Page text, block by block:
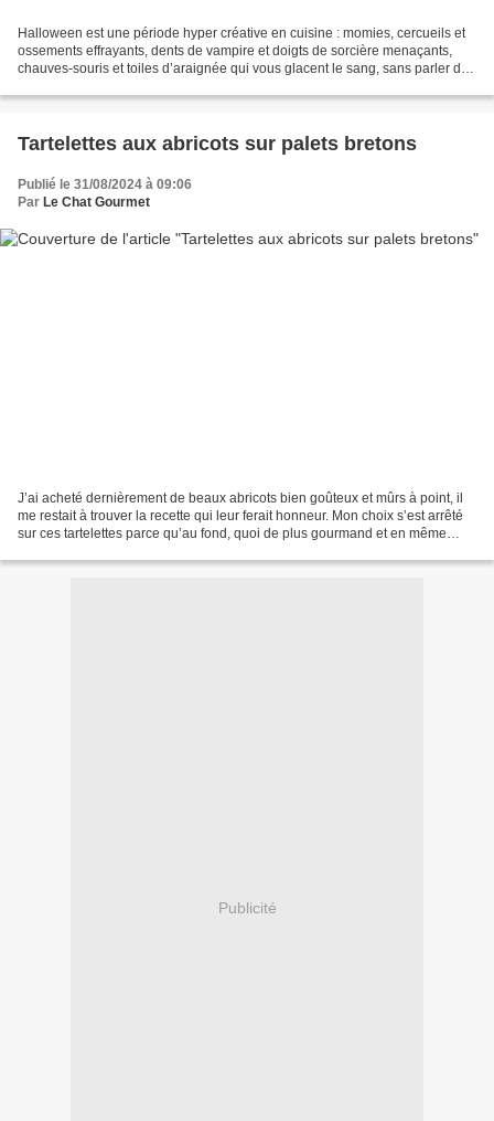
Halloween est une période hyper créative en cuisine : momies, cercueils et
ossements effrayants, dents de vampire et doigts de sorcière menaçants,
chauves-souris et toiles d’araignée qui vous glacent le sang, sans parler des
Tartelettes aux abricots sur palets bretons
Publié le 31/08/2024 à 09:06
Par Le Chat Gourmet
J’ai acheté dernièrement de beaux abricots bien goûteux et mûrs à point, il
me restait à trouver la recette qui leur ferait honneur. Mon choix s’est arrêté
sur ces tartelettes parce qu’au fond, quoi de plus gourmand et en même
Publicité